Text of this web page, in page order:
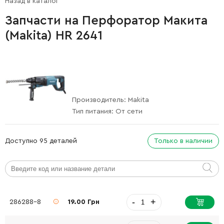
Запчасти на Перфоратор Макита
(Makita) HR 2641
Производитель: Makita
Тип питания: От сети
Доступно 95 деталей Только в наличии
286288-8 19.00 Грн - +